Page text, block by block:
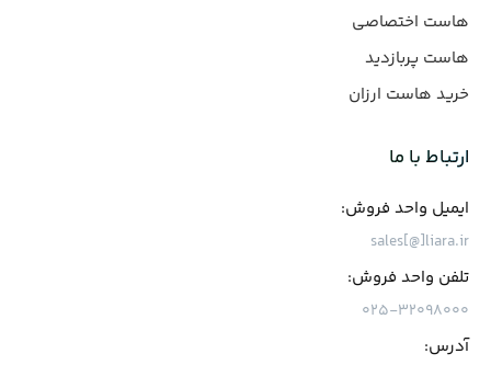
هاست اختصاصی
هاست پربازدید
خرید هاست ارزان
ارتباط با ما
ایمیل واحد فروش:
sales[@]liara.ir
تلفن واحد فروش:
۰۲۵-۳۲۰۹۸۰۰۰
آدرس: